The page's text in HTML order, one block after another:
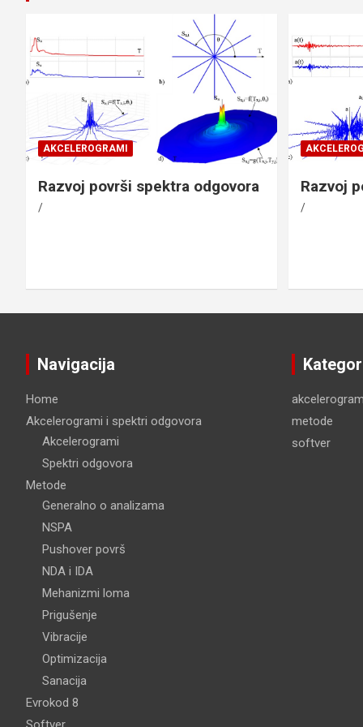
AKCELEROGRAMI
Razvoj površi spektra odgovora Razvoj
Navigacija
Home
Akcelerogrami i spektri odgovora
Akcelerogrami
Spektri odgovora
Metode
Generalno o analizama
NSPA
Pushover površ
NDA i IDA
Mehanizmi loma
Prigušenje
Vibracije
Optimizacija
Sanacija
Evrokod 8
metode
softver